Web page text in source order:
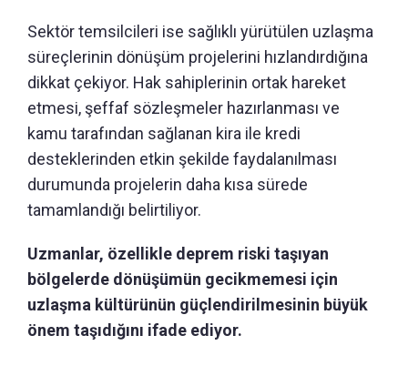
Sektör temsilcileri ise sağlıklı yürütülen uzlaşma
süreçlerinin dönüşüm projelerini hızlandırdığına
dikkat çekiyor. Hak sahiplerinin ortak hareket
etmesi, şeffaf sözleşmeler hazırlanması ve
kamu tarafından sağlanan kira ile kredi
desteklerinden etkin şekilde faydalanılması
durumunda projelerin daha kısa sürede
tamamlandığı belirtiliyor.
Uzmanlar, özellikle deprem riski taşıyan
bölgelerde dönüşümün gecikmemesi için
uzlaşma kültürünün güçlendirilmesinin büyük
önem taşıdığını ifade ediyor.